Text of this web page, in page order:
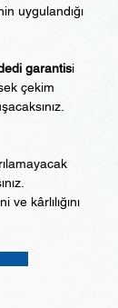
uygulandığı
garantisi
çekim
kârlılığını